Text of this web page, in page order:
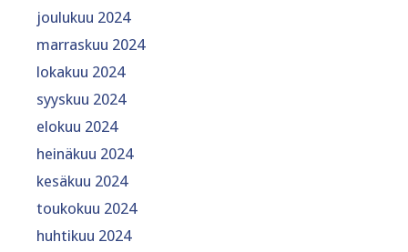
joulukuu 2024
marraskuu 2024
lokakuu 2024
syyskuu 2024
elokuu 2024
heinäkuu 2024
kesäkuu 2024
toukokuu 2024
huhtikuu 2024